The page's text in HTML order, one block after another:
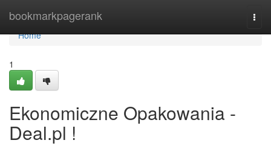
bookmarkpagerank
Home
Home
1
Ekonomiczne Opakowania -
Deal.pl !